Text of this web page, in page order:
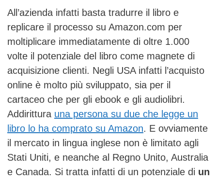
All’azienda infatti basta tradurre il libro e
replicare il processo su Amazon.com per
moltiplicare immediatamente di oltre 1.000
volte il potenziale del libro come magnete di
acquisizione clienti. Negli USA infatti l’acquisto
online è molto più sviluppato, sia per il
cartaceo che per gli ebook e gli audiolibri.
Addirittura una persona su due che legge un
libro lo ha comprato su Amazon. E ovviamente
il mercato in lingua inglese non è limitato agli
Stati Uniti, e neanche al Regno Unito, Australia
e Canada. Si tratta infatti di un potenziale di un